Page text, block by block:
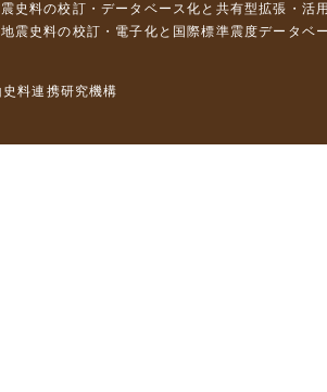
震史料の校訂・データベース化と共有型拡張・
地震史料の校訂・電子化と国際標準震度データ
料連携研究機構